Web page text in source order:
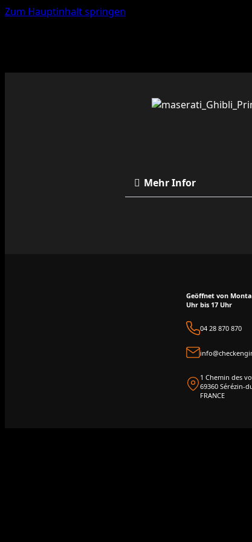
Zum Hauptinhalt springen
Mehr Infor
Geöffnet von
Uhr bis 17 Uhr
04 28 870 870
1 Chemin des
69360 Sérézin-
FRANCE